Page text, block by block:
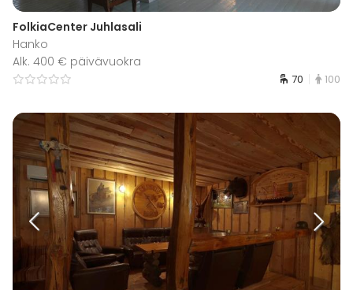
FolkiaCenter Juhlasali
Hanko
Alk. 400 € päivävuokra
70 100